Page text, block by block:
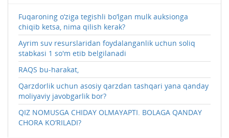
Fuqaroning o‘ziga tegishli bo‘lgan mulk auksionga
chiqib ketsa, nima qilish kerak?
Ayrim suv resurslaridan foydalanganlik uchun soliq
stabkasi 1 so'm etib belgilanadi
RAQS bu-harakat,
Qarzdorlik uchun asosiy qarzdan tashqari yana qanday
moliyaviy javobgarlik bor?
QIZ NOMUSGA CHIDAY OLMAYAPTI. BOLAGA QANDAY
CHORA KO‘RILADI?